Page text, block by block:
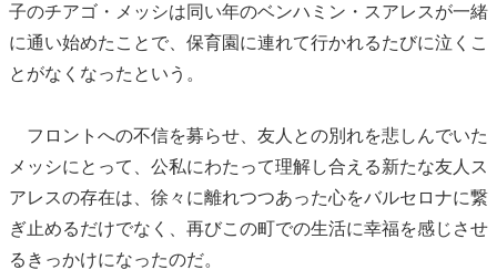
子のチアゴ・メッシは同い年のベンハミン・スアレスが一緒
に通い始めたことで、保育園に連れて行かれるたびに泣くこ
とがなくなったという。
フロントへの不信を募らせ、友人との別れを悲しんでいた
メッシにとって、公私にわたって理解し合える新たな友人ス
アレスの存在は、徐々に離れつつあった心をバルセロナに繋
ぎ止めるだけでなく、再びこの町での生活に幸福を感じさせ
るきっかけになったのだ。